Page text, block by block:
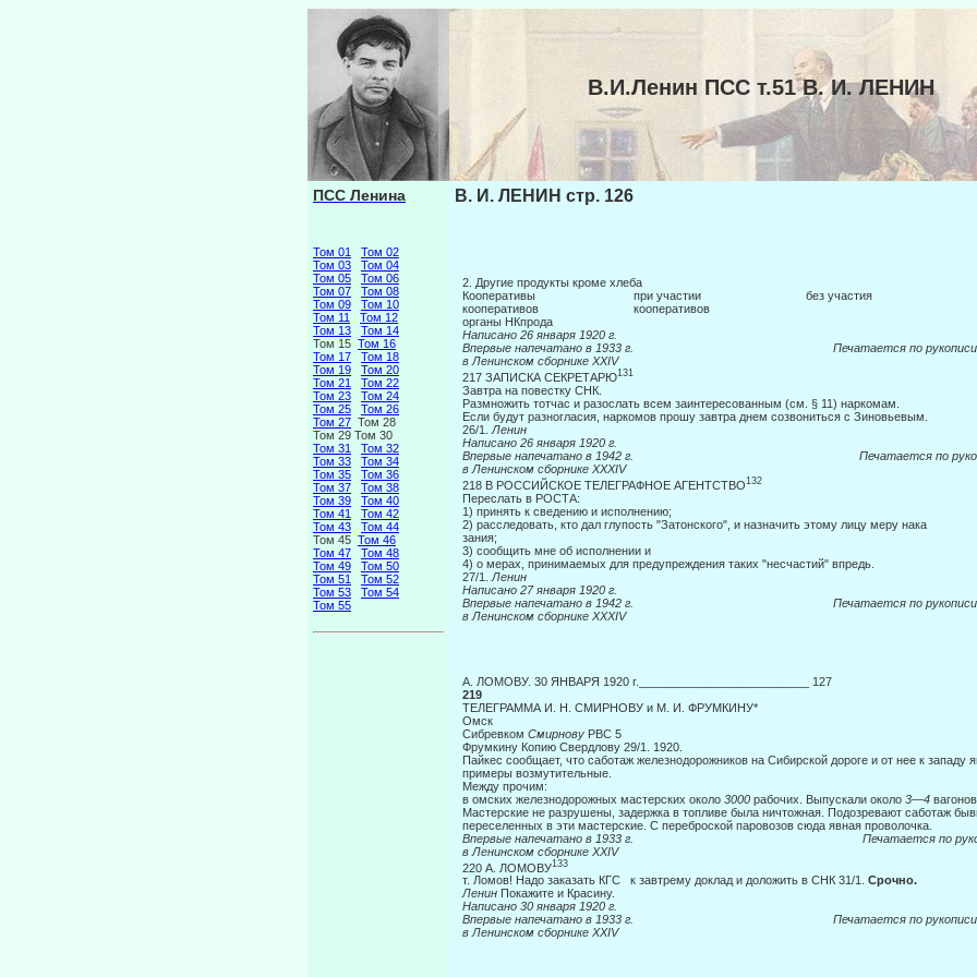
В.И.Ленин ПСС т.51 В. И. ЛЕНИН
ПСС Ленина
Том 01
Том 02
Том 03
Том 04
Том 05
Том 06
Том 07
Том 08
Том 09
Том 10
Том 11
Том 12
Том 13
Том 14
Том 15 Том 16
Том 17
Том 18
Том 19
Том 20
Том 21
Том 22
Том 23
Том 24
Том 25
Том 26
Том 27 Том 28
Том 29 Том 30
Том 31
Том 32
Том 33
Том 34
Том 35
Том 36
Том 37
Том 38
Том 39
Том 40
Том 41
Том 42
Том 43
Том 44
Том 45 Том 46
Том 47
Том 48
Том 49
Том 50
Том 51
Том 52
Том 53
Том 54
Том 55
В. И. ЛЕНИН стр. 126
2. Другие продукты кроме хлеба
Кооперативы при участии без участия
кооперативов кооперативов
органы НКпрода
Написано 26 января 1920 г.
Впервые напечатано в 1933 г. Печатается по рукописи
в Ленинском сборнике XXIV
217 ЗАПИСКА СЕКРЕТАРЮ131
Завтра на повестку СНК.
Размножить тотчас и разослать всем заинтересованным (см. § 11) наркомам.
Если будут разногласия, наркомов прошу завтра днем созвониться с Зиновьевым.
26/1. Ленин
Написано 26 января 1920 г.
Впервые напечатано в 1942 г. Печатается по
в Ленинском сборнике XXXIV
218 В РОССИЙСКОЕ ТЕЛЕГРАФНОЕ АГЕНТСТВО 132
Переслать в РОСТА:
1) принять к сведению и исполнению;
2) расследовать, кто дал глупость "Затонского", и назначить этому лицу меру нака­
зания;
3) сообщить мне об исполнении и
4) о мерах, принимаемых для предупреждения таких "несчастий" впредь.
27/1. Ленин
Написано 27 января 1920 г.
Впервые напечатано в 1942 г. Печатается по рукописи
в Ленинском сборнике XXXIV
А. ЛОМОВУ. 30 ЯНВАРЯ 1920 г.__________________________ 127
219
ТЕЛЕГРАММА И. Н. СМИРНОВУ и М. И. ФРУМКИНУ*
Омск
Сибревком Смирнову РВС 5
Фрумкину Копию Свердлову 29/1. 1920.
Пайкес сообщает, что саботаж железнодорожников на Сибирской дороге и от нее к западу
примеры возмутительные.
Между прочим:
в омских железнодорожных мастерских около 3000 рабочих. Выпускали около 3—4
Мастерские не разрушены, задержка в топливе была ни­чтожная. Подозревают саботаж
переселенных в эти мастер­ские. С переброской паровозов сюда явная проволочка.
Впервые напечатано в 1933 г. Печатается по
в Ленинском сборнике XXIV
220 А. ЛОМОВУ133
т. Ломов! Надо заказать КГС к завтрему доклад и доложить в СНК 31/1. Срочно.
Ленин Покажите и Красину.
Написано 30 января 1920 г.
Впервые напечатано в 1933 г. Печатается по рукописи
в Ленинском сборнике XXIV